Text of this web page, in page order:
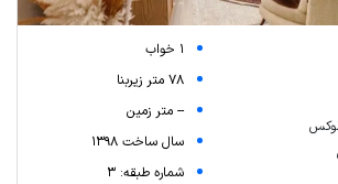
1 خواب
78 متر زیربنا
-- متر زمین
سال ساخت 1398
شماره طبقه: 3